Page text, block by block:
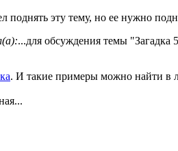
поднять эту тему, но ее нужно
...для обсуждения темы "Загадка
. И такие примеры можно найти в